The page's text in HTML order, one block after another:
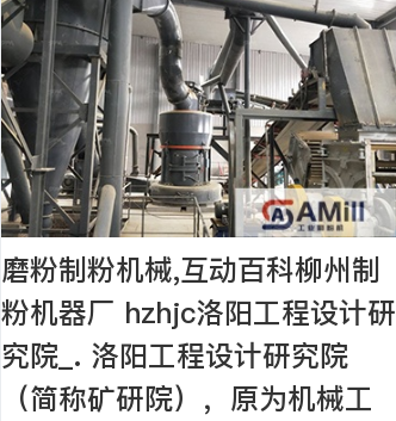
磨粉制粉机械,互动百科柳州制
粉机器厂 hzhjc洛阳工程设计研
究院_. 洛阳工程设计研究院
（简称矿研院），原为机械工